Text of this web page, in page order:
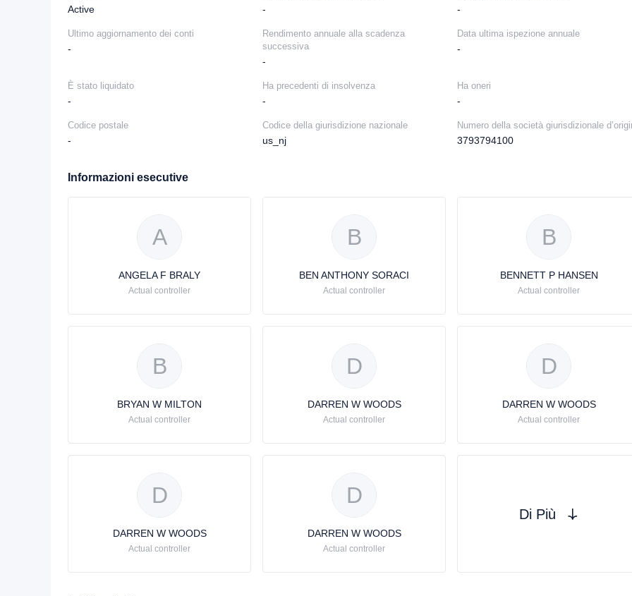
Active - -
Ultimo aggiornamento dei conti
-
Rendimento annuale alla scadenza
successiva
-
Data ultima ispezione annuale
-
È stato liquidato
-
Ha precedenti di insolvenza
-
Ha oneri
-
Codice postale
-
Codice della giurisdizione nazionale
us_nj
Numero della società giurisdizionale
3793794100
Informazioni esecutive
A
ANGELA F BRALY
Actual controller
B
BEN ANTHONY SORACI
Actual controller
B
BENNETT P HANSEN
Actual controller
B
BRYAN W MILTON
Actual controller
D
DARREN W WOODS
Actual controller
D
DARREN W WOODS
Actual controller
D
DARREN W WOODS
Actual controller
D
DARREN W WOODS
Actual controller
Di Più